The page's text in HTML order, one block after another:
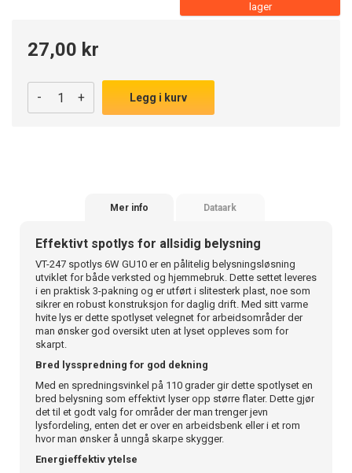
lager
27,00 kr
- + Legg i kurv
Mer info Dataark
Effektivt spotlys for allsidig belysning
VT-247 spotlys 6W GU10 er en pålitelig belysningsløsning
utviklet for både verksted og hjemmebruk. Dette settet leveres
i en praktisk 3-pakning og er utført i slitesterk plast, noe som
sikrer en robust konstruksjon for daglig drift. Med sitt varme
hvite lys er dette spotlyset velegnet for arbeidsområder der
man ønsker god oversikt uten at lyset oppleves som for
skarpt.
Bred lysspredning for god dekning
Med en spredningsvinkel på 110 grader gir dette spotlyset en
bred belysning som effektivt lyser opp større flater. Dette gjør
det til et godt valg for områder der man trenger jevn
lysfordeling, enten det er over en arbeidsbenk eller i et rom
hvor man ønsker å unngå skarpe skygger.
Energieffektiv ytelse